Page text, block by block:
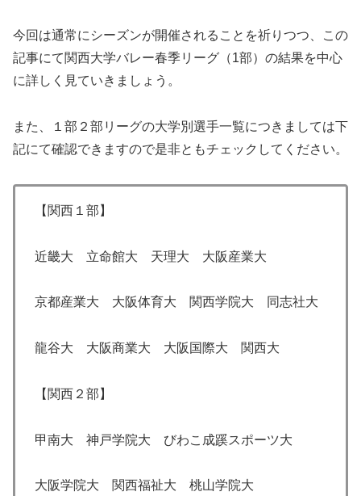
今回は通常にシーズンが開催されることを祈りつつ、この
記事にて関西大学バレー春季リーグ（1部）の結果を中心
に詳しく見ていきましょう。
また、１部２部リーグの大学別選手一覧につきましては下
記にて確認できますので是非ともチェックしてください。
【関西１部】
近畿大 立命館大 天理大 大阪産業大
京都産業大 大阪体育大 関西学院大 同志社大
龍谷大 大阪商業大 大阪国際大 関西大
【関西２部】
甲南大 神戸学院大 びわこ成蹊スポーツ大
大阪学院大 関西福祉大 桃山学院大